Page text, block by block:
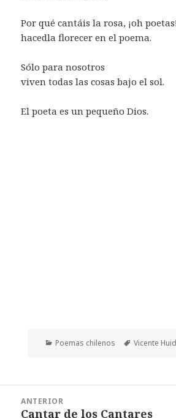
Por qué cantáis la rosa, ¡oh
hacedla florecer en el poema.
Sólo para nosotros
viven todas las cosas bajo el sol.
El poeta es un pequeño Dios.
Categorías
Poemas chilenos Etiquetas
Vicente
ANTERIOR
Entrada
Cantar de los Cantares